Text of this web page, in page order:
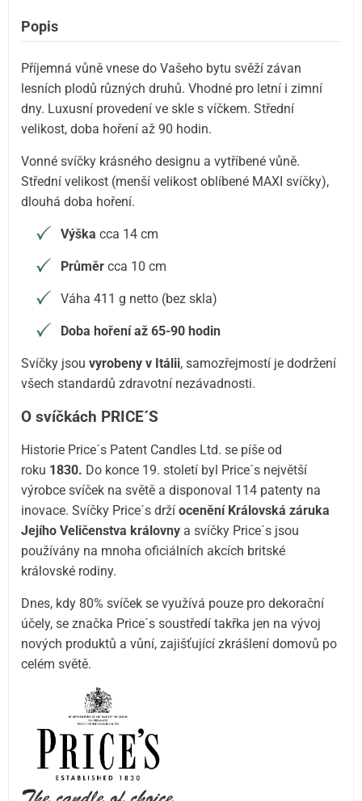
Popis
Příjemná vůně vnese do Vašeho bytu svěží závan
lesních plodů různých druhů. Vhodné pro letní i zimní
dny. Luxusní provedení ve skle s víčkem. Střední
velikost, doba hoření až 90 hodin.
Vonné svíčky krásného designu a vytříbené vůně.
Střední velikost (menší velikost oblíbené MAXI svíčky),
dlouhá doba hoření.
Výška cca 14 cm
Průměr cca 10 cm
Váha 411 g netto (bez skla)
Doba hoření až 65-90 hodin
Svíčky jsouvyrobeny v Itálii, samozřejmostí je dodržení
všech standardů zdravotní nezávadnosti.
O svíčkách PRICE´S
Historie Price´s Patent Candles Ltd. se píše od
roku 1830. Do konce 19. století byl Price´s největší
výrobce svíček na světě a disponoval 114 patenty na
inovace. Svíčky Price´s držíocenění Královská záruka
Jejího Veličenstva královny a svíčky Price´s jsou
používány na mnoha oficiálních akcích britské
královské rodiny.
Dnes, kdy 80% svíček se využívá pouze pro dekorační
účely, se značka Price´s soustředí takřka jen na vývoj
nových produktů a vůní, zajišťující zkrášlení domovů po
celém světě.